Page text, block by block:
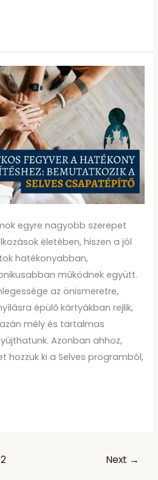
egyre nagyobb szerepet
életében, hiszen a jól
hatékonyabban,
működnek együtt.
az önismeretre,
épülő kártyákban rejlik,
mély és tartalmas
Azonban ahhoz,
hozzuk ki a Selves programból,
2 Next →